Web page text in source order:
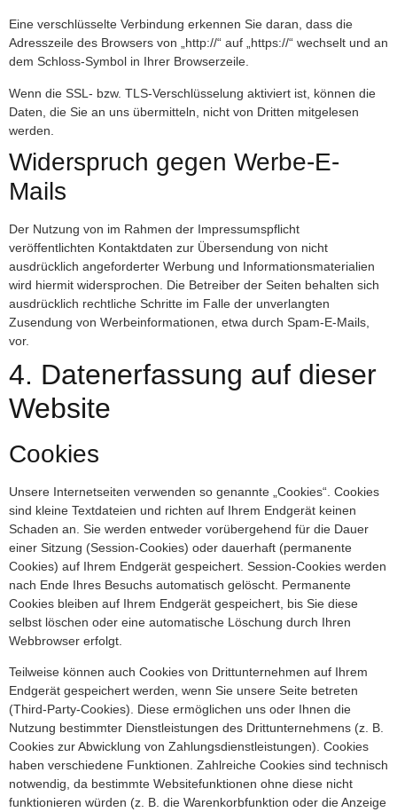
Eine verschlüsselte Verbindung erkennen Sie daran, dass die
Adresszeile des Browsers von „http://“ auf „https://“ wechselt und an
dem Schloss-Symbol in Ihrer Browserzeile.
Wenn die SSL- bzw. TLS-Verschlüsselung aktiviert ist, können die
Daten, die Sie an uns übermitteln, nicht von Dritten mitgelesen
werden.
Widerspruch gegen Werbe-E-
Mails
Der Nutzung von im Rahmen der Impressumspflicht
veröffentlichten Kontaktdaten zur Übersendung von nicht
ausdrücklich angeforderter Werbung und Informationsmaterialien
wird hiermit widersprochen. Die Betreiber der Seiten behalten sich
ausdrücklich rechtliche Schritte im Falle der unverlangten
Zusendung von Werbeinformationen, etwa durch Spam-E-Mails,
vor.
4. Datenerfassung auf dieser
Website
Cookies
Unsere Internetseiten verwenden so genannte „Cookies“. Cookies
sind kleine Textdateien und richten auf Ihrem Endgerät keinen
Schaden an. Sie werden entweder vorübergehend für die Dauer
einer Sitzung (Session-Cookies) oder dauerhaft (permanente
Cookies) auf Ihrem Endgerät gespeichert. Session-Cookies werden
nach Ende Ihres Besuchs automatisch gelöscht. Permanente
Cookies bleiben auf Ihrem Endgerät gespeichert, bis Sie diese
selbst löschen oder eine automatische Löschung durch Ihren
Webbrowser erfolgt.
Teilweise können auch Cookies von Drittunternehmen auf Ihrem
Endgerät gespeichert werden, wenn Sie unsere Seite betreten
(Third-Party-Cookies). Diese ermöglichen uns oder Ihnen die
Nutzung bestimmter Dienstleistungen des Drittunternehmens (z. B.
Cookies zur Abwicklung von Zahlungsdienstleistungen). Cookies
haben verschiedene Funktionen. Zahlreiche Cookies sind technisch
notwendig, da bestimmte Websitefunktionen ohne diese nicht
funktionieren würden (z. B. die Warenkorbfunktion oder die Anzeige